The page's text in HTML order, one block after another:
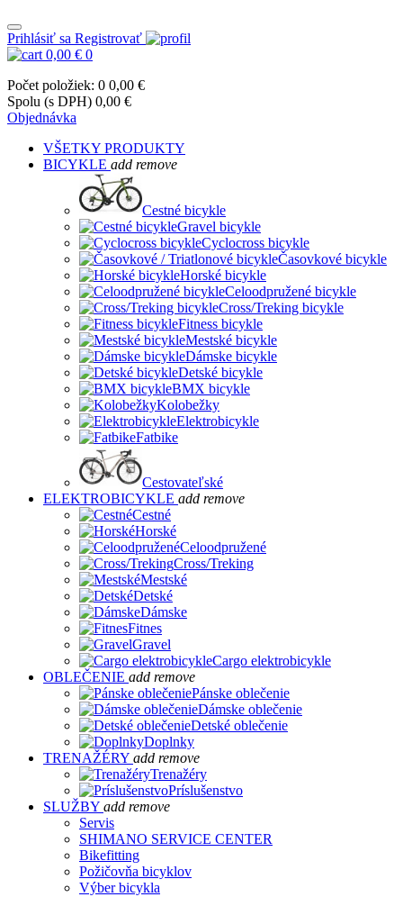
Prihlásiť sa Registrovať
0,00 € 0
Počet položiek: 0 0,00 €
Spolu (s DPH) 0,00 €
Objednávka
VŠETKY PRODUKTY
BICYKLE add remove
Cestné bicykle
Gravel bicykle
Cyclocross bicykle
Časovkové bicykle
Horské bicykle
Celoodpružené bicykle
Cross/Treking bicykle
Fitness bicykle
Mestské bicykle
Dámske bicykle
Detské bicykle
BMX bicykle
Kolobežky
Elektrobicykle
Fatbike
Cestovateľské
ELEKTROBICYKLE add remove
Cestné
Horské
Celoodpružené
Cross/Treking
Mestské
Detské
Dámske
Fitnes
Gravel
Cargo elektrobicykle
OBLEČENIE add remove
Pánske oblečenie
Dámske oblečenie
Detské oblečenie
Doplnky
TRENAŽÉRY add remove
Trenažéry
Príslušenstvo
SLUŽBY add remove
Servis
SHIMANO SERVICE CENTER
Bikefitting
Požičovňa bicyklov
Výber bicykla